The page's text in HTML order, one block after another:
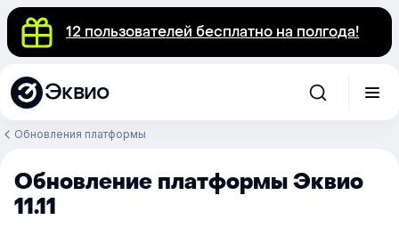
12 пользователей бесплатно на полгода!
Эквио
Обновления платформы
Обновление платформы Эквио
11.11